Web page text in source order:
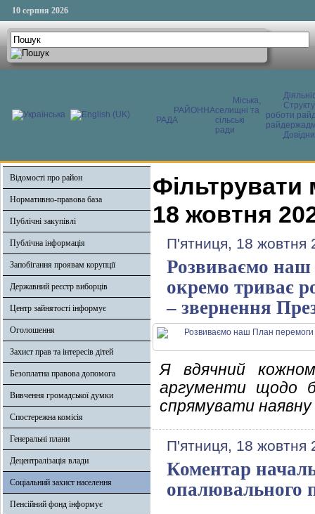
10 серпня 2026
РАЙОННА
РАДА
Міська,
селищні та
сільські
ради
роботи
Відомості про район
Нормативно-правова база
Публічні закупівлі
Публічна інформація
Запобігання проявам корупції
Державний реєстр виборців
Центр зайнятості інформує
Оголошення
Захист прав та інтересів дітей
Безоплатна правова допомога
Вивчення громадської думки
Спостережна комісія
Генеральні плани
Децентралізація влади
Соціальний захист населення
Пенсійний фонд інформує
Фільтрувати
18 жовтня
П'ятниця, 18 жовтня
Розвиваємо наш
окремо триває
– звернення
Я вдячний
аргументи щодо
спрямувати
П'ятниця, 18 жовтня
Коментар
опалювального